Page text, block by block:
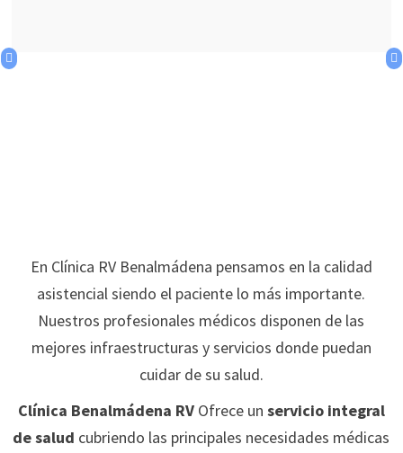
En Clínica RV Benalmádena pensamos en la calidad
asistencial siendo el paciente lo más importante.
Nuestros profesionales médicos disponen de las
mejores infraestructuras y servicios donde puedan
cuidar de su salud.
Clínica Benalmádena RV Ofrece un servicio integral
de salud cubriendo las principales necesidades médicas